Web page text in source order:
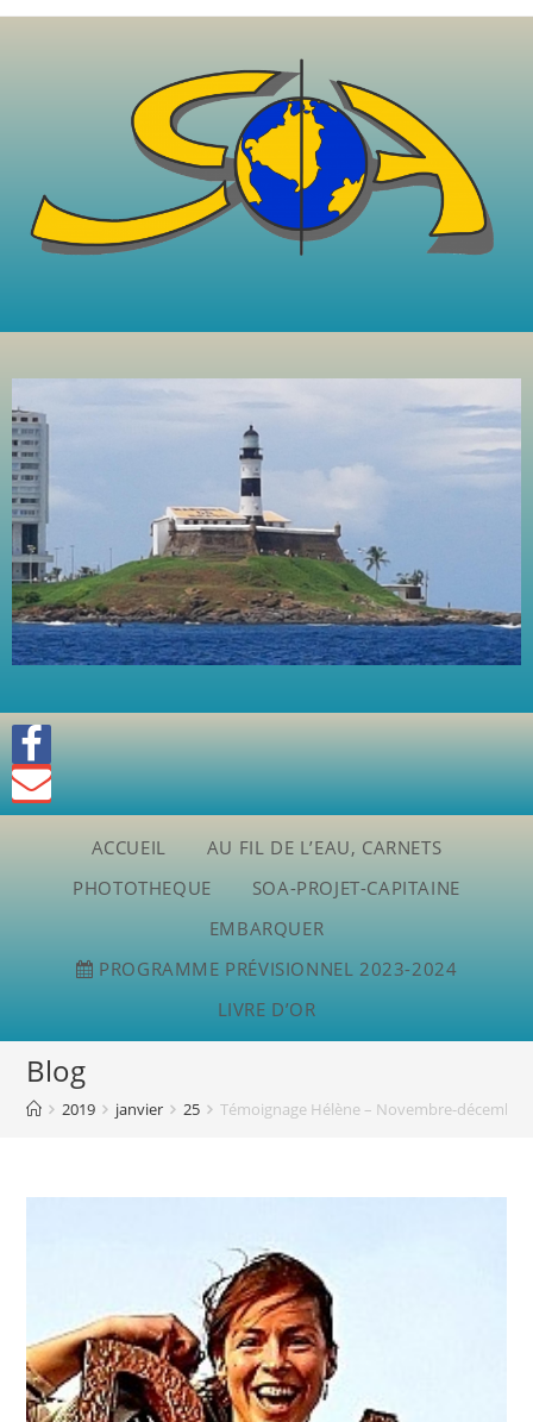
ACCUEIL
AU FIL DE L’EAU, CARNETS
PHOTOTHEQUE
SOA-PROJET-CAPITAINE
EMBARQUER
PROGRAMME PRÉVISIONNEL 2023-2024
LIVRE D’OR
Blog
2019 janvier 25 Témoignage Hélène – Novembre-décembre